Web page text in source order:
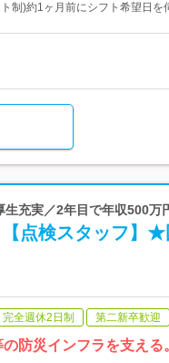
)約1ヶ月前にシフト希望日を
充実／2年目で年収500万
点検スタッフ】
完全週休2日制 第二新卒歓迎
防災インフラを支える